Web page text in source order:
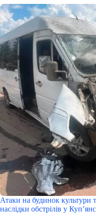
Атаки на будинок культури
наслідки обстрілів у